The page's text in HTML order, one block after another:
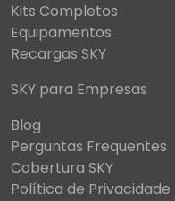
Kits Completos
Equipamentos
Recargas SKY
SKY para Empresas
Blog
Perguntas Frequentes
Cobertura SKY
Política de Privacidade